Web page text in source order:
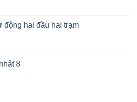
động hai đầu hai trạm
8